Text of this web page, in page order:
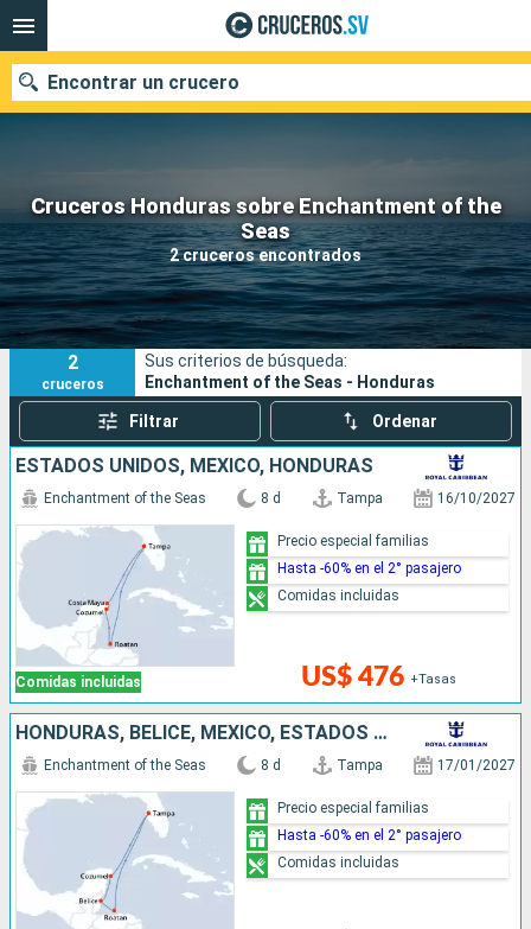
Cruceros Honduras sobre Enchantment of the
Seas
2 cruceros encontrados
Encontrar un crucero
Nuestros destinos
Fecha de salida
Puertos Compañías
Buscar
2
cruceros
Sus criterios de búsqueda:
Enchantment of the Seas - Honduras
Filtrar Ordenar
ESTADOS UNIDOS, MÉXICO, HONDURAS
Comidas incluidas
Enchantment of the Seas 8 d Tampa 16/10/2027
US$ 476 +Tasas
Precio especial familias
Hasta -60% en el 2° pasajero
Comidas incluidas
HONDURAS, BELICE, MÉXICO, ESTADOS UNIDOS
Enchantment of the Seas 8 d Tampa 17/01/2027
Precio especial familias
Hasta -60% en el 2° pasajero
Comidas incluidas